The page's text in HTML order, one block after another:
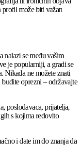
profil može biti važan
nalazi se među vašim
je popularniji, a gradi se
Nikada ne možete znati
oprezni – održavajte
poslodavaca, prijatelja,
s kojima redovito
i date im do znanja da